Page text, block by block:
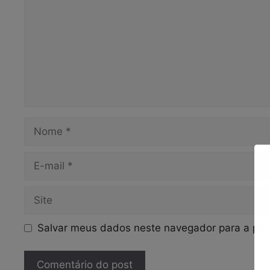
mail
Salvar meus dados neste navegador para a